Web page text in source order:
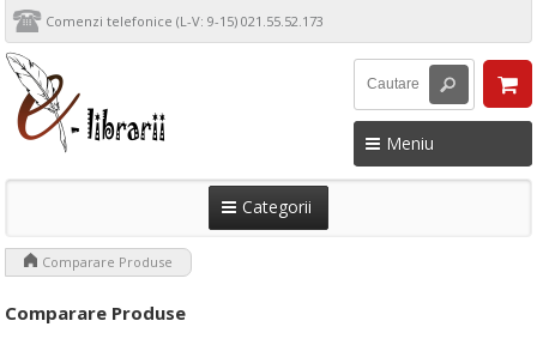
Comenzi telefonice (L-V: 9-15) 021.55.52.173
Meniu
Categorii
Comparare Produse
Comparare Produse